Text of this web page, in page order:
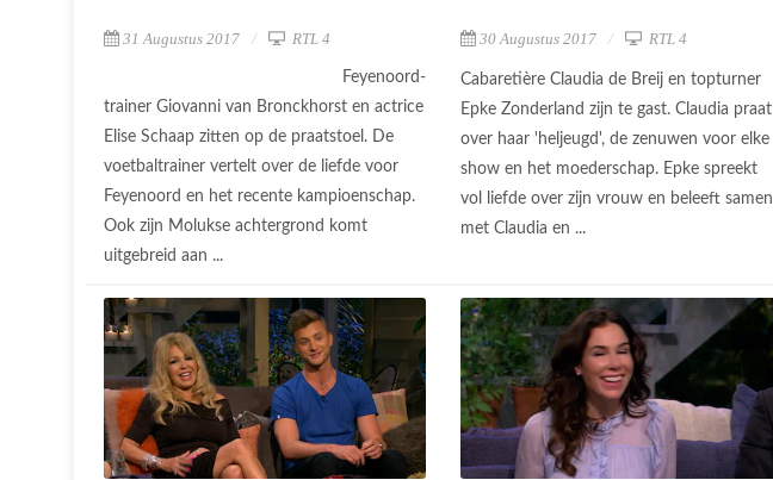
31 Augustus 2017 RTL 4
Feyenoord-
trainer Giovanni van Bronckhorst en actrice
Elise Schaap zitten op de praatstoel. De
voetbaltrainer vertelt over de liefde voor
Feyenoord en het recente kampioenschap.
Ook zijn Molukse achtergrond komt
uitgebreid aan ...
30 Augustus 2017 RTL 4
Cabaretière Claudia de Breij en topturner
Epke Zonderland zijn te gast. Claudia praat
over haar 'heljeugd', de zenuwen voor elke
show en het moederschap. Epke spreekt
vol liefde over zijn vrouw en beleeft samen
met Claudia en ...